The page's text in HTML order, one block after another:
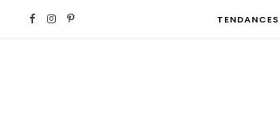
F I P TENDANCES